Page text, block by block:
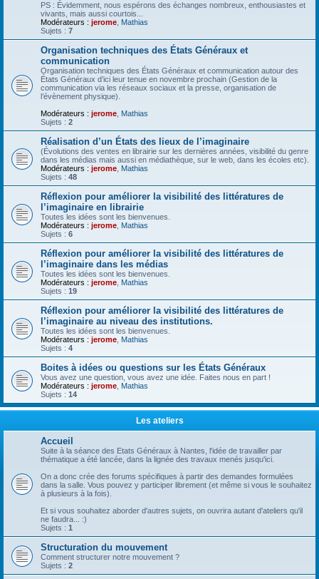
PS : Évidemment, nous espérons des échanges nombreux, enthousiastes et
vivants, mais aussi courtois...
Modérateurs : jerome Mathias
Sujets : 7
Organisation techniques des États Généraux et
communication
Organisation techniques des États Généraux et communication autour des
États Généraux d’ici leur tenue en novembre prochain (Gestion de la
communication via les réseaux sociaux et la presse, organisation de
l’évènement physique).
Modérateurs : jerome Mathias
Sujets : 2
Réalisation d’un États des lieux de l’imaginaire
(Évolutions des ventes en librairie sur les dernières années, visibilité du genre
dans les médias mais aussi en médiathèque, sur le web, dans les écoles etc).
Modérateurs : jerome Mathias
Sujets : 48
Réflexion pour améliorer la visibilité des littératures de
l’imaginaire en librairie
Toutes les idées sont les bienvenues.
Modérateurs : jerome Mathias
Sujets : 6
Réflexion pour améliorer la visibilité des littératures de
l’imaginaire dans les médias
Toutes les idées sont les bienvenues.
Modérateurs : jerome Mathias
Sujets : 19
Réflexion pour améliorer la visibilité des littératures de
l’imaginaire au niveau des institutions.
Toutes les idées sont les bienvenues.
Modérateurs : jerome Mathias
Sujets : 4
Boites à idées ou questions sur les États Généraux
Vous avez une question, vous avez une idée. Faites nous en part !
Modérateurs : jerome Mathias
Sujets : 14
Les ateliers
Accueil
Suite à la séance des Etats Généraux à Nantes, l'idée de travailler par
thématique a été lancée, dans la lignée des travaux menés jusqu'ici.
On a donc crée des forums spécifiques à partir des demandes formulées
dans la salle. Vous pouvez y participer librement (et même si vous le souhaitez
à plusieurs à la fois).
Et si vous souhaitez aborder d'autres sujets, on ouvrira autant d'ateliers qu'il
ne faudra... :)
Sujets : 1
Structuration du mouvement
Comment structurer notre mouvement ?
Sujets : 2